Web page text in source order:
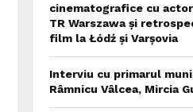
cinematografice cu
TR Warszawa și
film la Łódź și Varșovia
Interviu cu primarul
Râmnicu Vâlcea, Mircia